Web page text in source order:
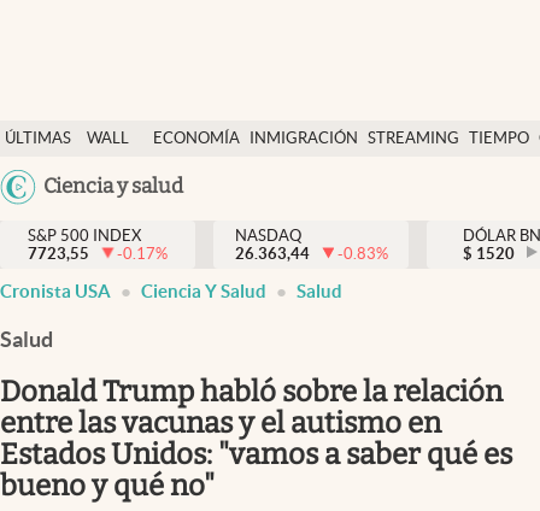
ÚLTIMAS
NOTICIAS
WALL
DÓLAR
ECONOMÍA INMIGRACIÓN STREAMING TIEMPO
México
Ciencia y salud
Finanzas y economía
Wall Street y dólar
Inmigración
Espiritual
Streaming
S&P 500 INDEX
7723,55
-0.17%
NASDAQ
26.363,44
-0.83%
DÓLAR
$ 1520
Cronista USA Ciencia Y Salud Salud
Salud
Donald Trump habló sobre la relación
entre las vacunas y el autismo en
Estados Unidos: "vamos a saber qué es
bueno y qué no"